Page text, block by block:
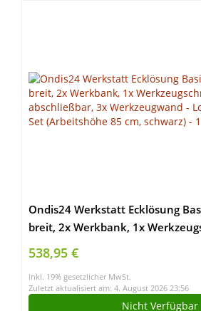
Ondis24 Werkstatt Ecklösung
breit, 2x Werkbank, 1x
abschließbar, 3x Werkzeugwand
Haken Set (Arbeitshöhe 85 cm,
538,95 €
inkl. 19% gesetzlicher MwSt.
Zuletzt aktualisiert am: 4. August 2026 23:56
Nicht Verfügbar